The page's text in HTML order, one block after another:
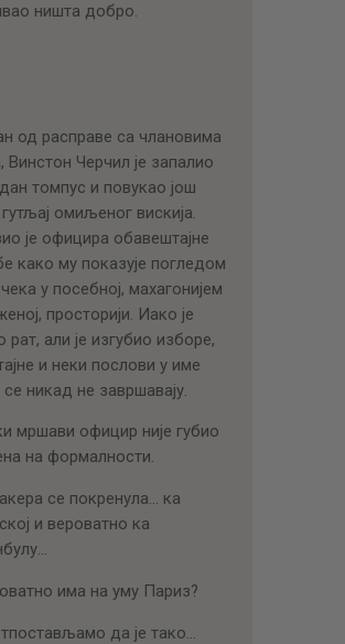
ништа добро.
од расправе са члановима
Винстон Черчил је запалио
томпус и повукао још
гутљај омиљеног вискија.
је официра обавештајне
како му показује погледом
у посебној, махагонијем
просторији. Иако је
рат, али је изгубио изборе,
и неки послови у име
се никад не завршавају.
мршави официр није губио
на формалности.
се покренула… ка
и вероватно ка
има на уму Париз?
да је тако…